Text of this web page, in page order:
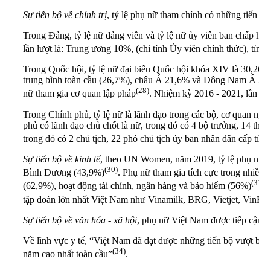
Sự tiến bộ về chính trị, tỷ lệ phụ nữ tham chính có những
Trong Đảng, tỷ lệ nữ đảng viên và tỷ lệ nữ ủy viên ban chấp
lần lượt là: Trung ương 10%, (chỉ tính Ủy viên chính thức),
Trong Quốc hội, tỷ lệ nữ đại biểu Quốc hội khóa XIV là
trung bình toàn cầu (26,7%), châu Á 21,6% và Đông Nam
nữ tham gia cơ quan lập pháp(28). Nhiệm kỳ 2016 - 2021,
Trong Chính phủ, tỷ lệ nữ là lãnh đạo trong các bộ, cơ quan
phủ có lãnh đạo chủ chốt là nữ, trong đó có 4 bộ trưởng, 14
trong đó có 2 chủ tịch, 22 phó chủ tịch ủy ban nhân dân cấp
Sự tiến bộ về kinh tế, theo UN Women, năm 2019, tỷ lệ phụ
Bình Dương (43,9%)(30). Phụ nữ tham gia tích cực trong
(62,9%), hoạt động tài chính, ngân hàng và bảo hiểm (56%)
tập đoàn lớn nhất Việt Nam như Vinamilk, BRG, Vietjet,
Sự tiến bộ về văn hóa - xã hội, phụ nữ Việt Nam được tiếp
Về lĩnh vực y tế, “Việt Nam đã đạt được những tiến bộ vượt
năm cao nhất toàn cầu”(34).